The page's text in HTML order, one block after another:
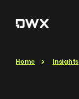
Home Insights